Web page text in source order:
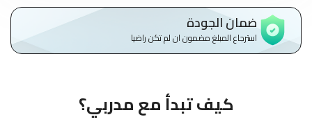
نحن
الشروط
والأحكام
ضمان الجودة
استرجاع المبلغ مضمون ان لم تكن راضيا
كيف تبدأ مع مدربي؟